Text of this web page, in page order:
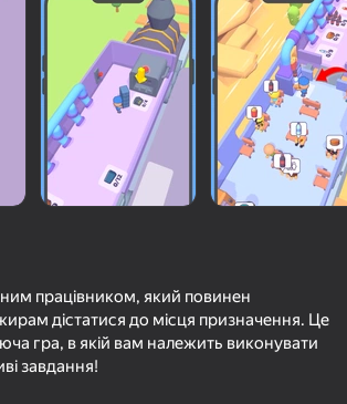
грають
грає»
Переглянути
працівником, який повинен
дістатися до місця призначення. Це
гра, в якій вам належить виконувати
завдання!